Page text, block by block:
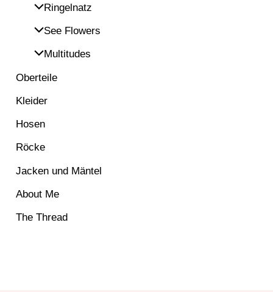
Ringelnatz
See Flowers
Multitudes
Oberteile
Kleider
Hosen
Röcke
Jacken und Mäntel
About Me
The Thread